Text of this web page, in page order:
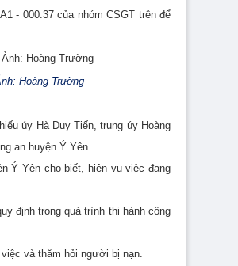
- 000.37 của nhóm CSGT trên để
Hoàng Trường
úy Hà Duy Tiến, trung úy Hoàng
an huyện Ý Yên.
Ý Yên cho biết, hiện vụ việc đang
định trong quá trình thi hành công
và thăm hỏi người bị nạn.